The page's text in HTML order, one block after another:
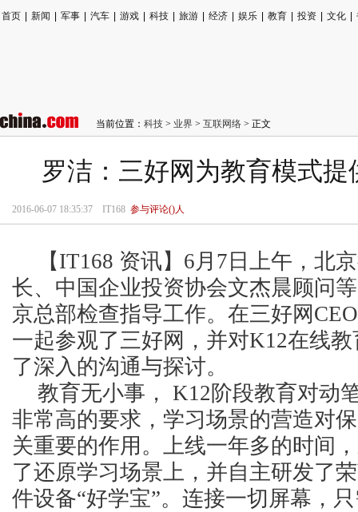
首页 新闻 军事 汽车 游戏 科技 旅游 经济 娱乐 教育 投资 文化
当前位置： 科技 > 业界 > 互联网络 > 正文
罗洁：三好网为教育模式提
2016-06-07 18:35:37 IT168 参与评论()人
【IT168 资讯】6月7日上午，北
长、中国企业投资协会文杰晨顾问
京总部检查指导工作。在三好网
一起参观了三好网，并对K12在线
了深入的沟通与探讨。
教育无小事， K12阶段教育对动
非常高的要求，学习场景的营造对
关重要的作用。上线一年多的时间
了还原学习场景上，并自主研发了
件设备“好学宝”。连接一切屏幕，